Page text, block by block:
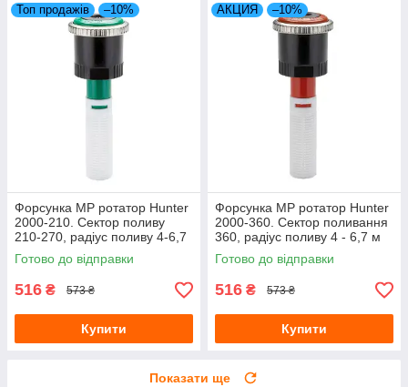
Топ продажів –10%
Форсунка MP ротатор Hunter
2000-210. Сектор поливу
210-270, радіус поливу 4-6,7
м
Готово до відправки
516 ₴ 573 ₴
Купити
АКЦИЯ –10%
Форсунка МР ротатор Hunter
2000-360. Сектор поливання
360, радіус поливу 4 - 6,7 м
Готово до відправки
516 ₴ 573 ₴
Купити
Показати ще